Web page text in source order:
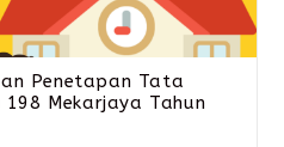
Penetapan Tata
Mekarjaya Tahun